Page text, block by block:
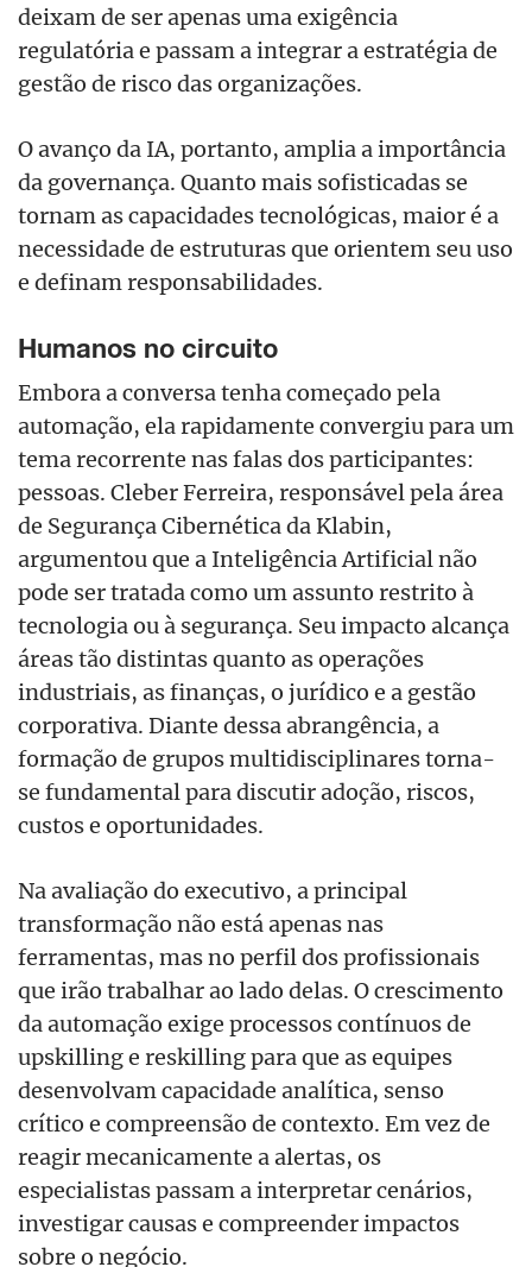
deixam de ser apenas uma exigência
regulatória e passam a integrar a estratégia de
gestão de risco das organizações.
O avanço da IA, portanto, amplia a importância
da governança. Quanto mais sofisticadas se
tornam as capacidades tecnológicas, maior é a
necessidade de estruturas que orientem seu uso
e definam responsabilidades.
Humanos no circuito
Embora a conversa tenha começado pela
automação, ela rapidamente convergiu para um
tema recorrente nas falas dos participantes:
pessoas. Cleber Ferreira, responsável pela área
de Segurança Cibernética da Klabin,
argumentou que a Inteligência Artificial não
pode ser tratada como um assunto restrito à
tecnologia ou à segurança. Seu impacto alcança
áreas tão distintas quanto as operações
industriais, as finanças, o jurídico e a gestão
corporativa. Diante dessa abrangência, a
formação de grupos multidisciplinares torna-
se fundamental para discutir adoção, riscos,
custos e oportunidades.
Na avaliação do executivo, a principal
transformação não está apenas nas
ferramentas, mas no perfil dos profissionais
que irão trabalhar ao lado delas. O crescimento
da automação exige processos contínuos de
upskilling e reskilling para que as equipes
desenvolvam capacidade analítica, senso
crítico e compreensão de contexto. Em vez de
reagir mecanicamente a alertas, os
especialistas passam a interpretar cenários,
investigar causas e compreender impactos
sobre o negócio.